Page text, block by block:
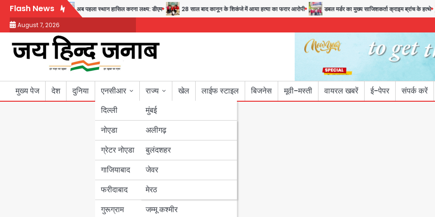
Skip
content
Flash News
और सुरक्षा का संदेश अब पहला स्थान हासिल करना लक्ष्य: डीएम 28 साल बाद कानून के शिकंजे में आया हत्या का फरार आरोपी डबल मर्डर का मुख्य साजिशकर्ता क्राइम ब्रांच के हत्थे
August 7, 2026
मुख्य पेज देश दुनिया
एनसीआर
दिल्ली
नोएडा
ग्रेटर नोएडा
गाजियाबाद
फरीदाबाद
गुरूग्राम
राज्य
मुंबई
उत्तर प्रदेश
अलीगढ़
बुलंदशहर
जेवर
मेरठ
बिहार
पंजाब
हरियाणा
जम्मू कश्मीर
खेल लाईफ स्टाइल बिजनेस मूवी-मस्ती वायरल खबरें ई-पेपर संपर्क करें